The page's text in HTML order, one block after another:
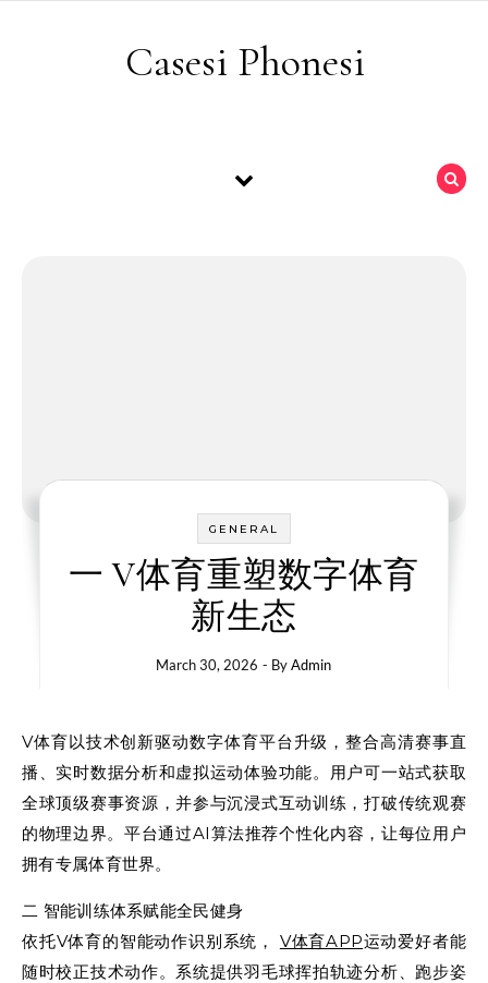
Casesi Phonesi
GENERAL
一 V体育重塑数字体育
新生态
March 30, 2026 - ByAdmin
V体育以技术创新驱动数字体育平台升级，整合高清赛事直
播、实时数据分析和虚拟运动体验功能。用户可一站式获取
全球顶级赛事资源，并参与沉浸式互动训练，打破传统观赛
的物理边界。平台通过AI算法推荐个性化内容，让每位用户
拥有专属体育世界。
二 智能训练体系赋能全民健身
依托V体育的智能动作识别系统， V体育APP运动爱好者能
随时校正技术动作。系统提供羽毛球挥拍轨迹分析、跑步姿